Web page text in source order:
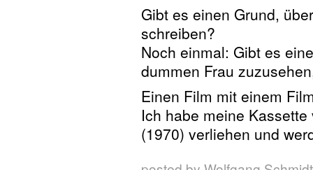
Gibt es einen Grund,
schreiben?
Noch einmal: Gibt es
dummen Frau
Einen Film mit einem
Ich habe meine
(1970) verliehen und